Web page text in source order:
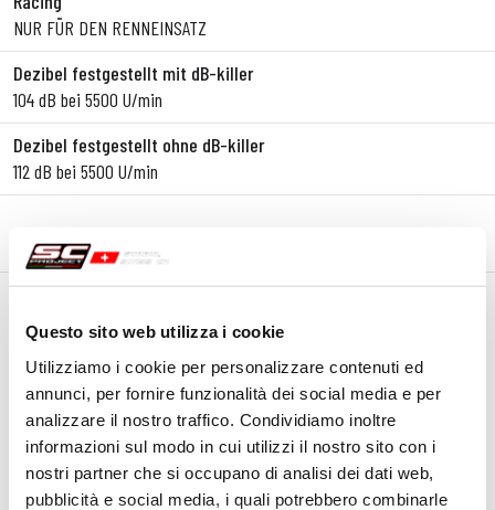
Questo sito web utilizza i cookie
Utilizziamo i cookie per personalizzare contenuti ed
annunci, per fornire funzionalità dei social media e per
analizzare il nostro traffico. Condividiamo inoltre
informazioni sul modo in cui utilizzi il nostro sito con i
nostri partner che si occupano di analisi dei dati web,
pubblicità e social media, i quali potrebbero combinarle
NUR FÜR DEN RENNEINSATZ
Dezibel festgestellt mit dB-killer
104 dB bei 5500 U/min
Dezibel festgestellt ohne dB-killer
112 dB bei 5500 U/min
BESCHREIBUNG KIT-INHALT
Beschreibung
SC-Projecthat all die Erfahrungen, die während der langen
Zusammenarbeit mit Aprilia Racing gesammelt wurden, ins Spiel
gebracht, um die komplette Auspuffanlage mit S1-Schalldämpfer für
die neueAprilia Tuono 457zu entwickeln.
Alles wurde entwickelt, um die beste Leistungzusammen mit einer
deutlichenSteigerung der Agilitätder Aprilia Tuono 457zu bieten,
dank eineraußergewöhnlichen Gewichtsreduzierungvon über